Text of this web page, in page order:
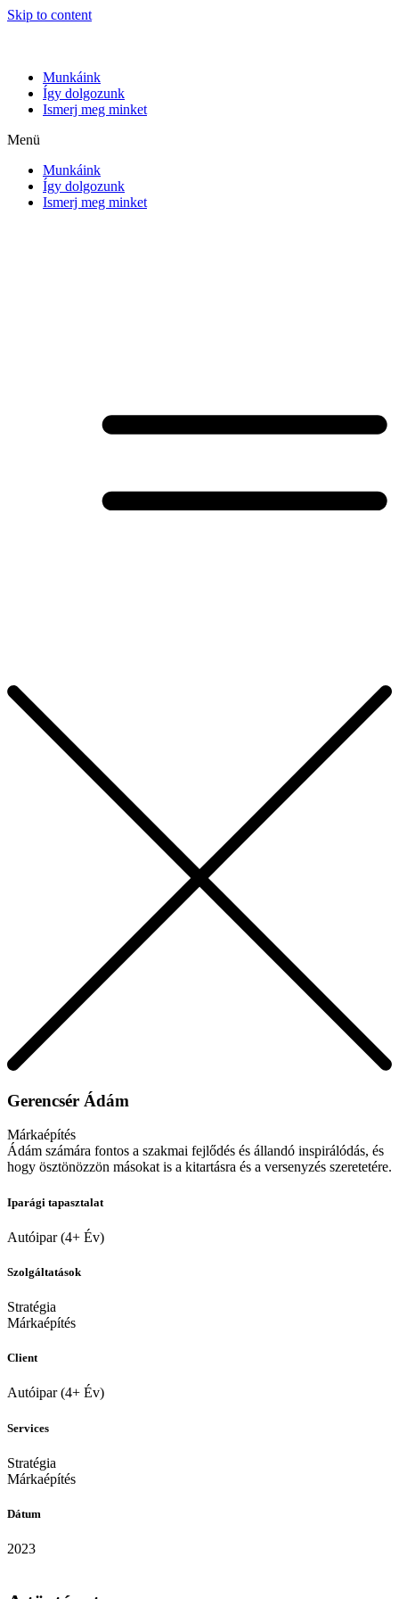
Skip to content
Munkáink
Így dolgozunk
Ismerj meg minket
Menü
Munkáink
Így dolgozunk
Ismerj meg minket
Gerencsér Ádám
Márkaépítés
Ádám számára fontos a szakmai fejlődés és állandó inspirálódás, és
hogy ösztönözzön másokat is a kitartásra és a versenyzés szeretetére.
Iparági tapasztalat
Autóipar (4+ Év)
Szolgáltatások
Stratégia
Márkaépítés
Client
Autóipar (4+ Év)
Services
Stratégia
Márkaépítés
Dátum
2023